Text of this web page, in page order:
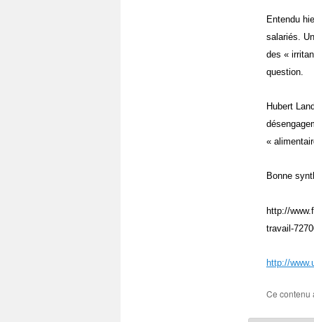
Entendu
salariés.
des «
question.
Hubert
«
Bonne
http://
travail-
http://
Ce contenu